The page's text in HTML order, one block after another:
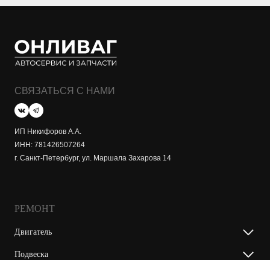
СВЯЗАТЬСЯ С НАМИ
ИП Никифоров А.А.
ИНН: 781426507264
г. Санкт-Петербург, ул. Маршала Захарова 14
РЕМОНТ
Двигатель
Подвеска